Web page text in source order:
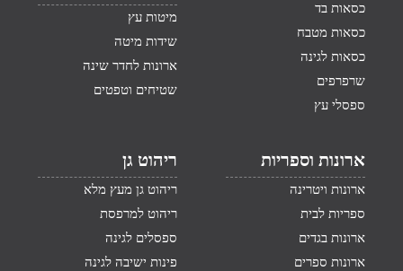
כסאות בד
כסאות מטבח
כסאות לגינה
שרפרפים
ספסלי עץ
מיטות עץ
שידות מיטה
ארונות לחדר שינה
שטיחים וטפטים
ארונות וספריות
ארונות ויטרינה
ספריות לבית
ארונות בגדים
ארונות ספרים
ריהוט גן
ריהוט גן מעץ מלא
ריהוט למרפסת
ספסלים לגינה
פינות ישיבה לגינה